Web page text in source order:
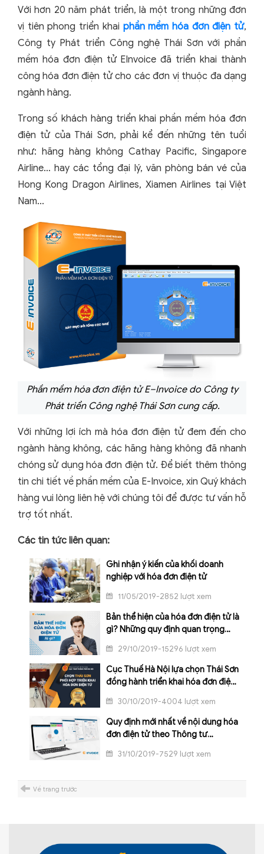
Với hơn 20 năm phát triển, là một trong những đơn
vị tiên phong triển khai phần mềm hóa đơn điện tử,
Công ty Phát triển Công nghệ Thái Sơn với phần
mềm hóa đơn điện tử EInvoice đã triển khai thành
công hóa đơn điện tử cho các đơn vị thuộc đa dạng
ngành hàng.
Trong số khách hàng triển khai phần mềm hóa đơn
điện tử của Thái Sơn, phải kể đến những tên tuổi
như: hãng hàng không Cathay Pacific, Singapore
Airline… hay các tổng đại lý, văn phòng bán vé của
Hong Kong Dragon Airlines, Xiamen Airlines tại Việt
Nam...
Phần mềm hóa đơn điện tử E–Invoice do Công ty
Phát triển Công nghệ Thái Sơn cung cấp.
Với những lợi ích mà hóa đơn điện tử đem đến cho
ngành hàng không, các hãng hàng không đã nhanh
chóng sử dụng hóa đơn điện tử. Để biết thêm thông
tin chi tiết về phần mềm của E-Invoice, xin Quý khách
hàng vui lòng liên hệ với chúng tôi để được tư vấn hỗ
trợ tốt nhất.
Các tin tức liên quan:
Ghi nhận ý kiến của khối doanh
nghiệp với hóa đơn điện tử
11/05/2019-2852 lượt xem
Bản thể hiện của hóa đơn điện tử là
gì? Những quy định quan trọng
29/10/2019-15296 lượt xem
Cục Thuế Hà Nội lựa chọn Thái Sơn
đồng hành triển khai hóa đơn điện
30/10/2019-4004 lượt xem
Quy định mới nhất về nội dung hóa
đơn điện tử theo Thông tư
31/10/2019-7529 lượt xem
Về trang trước